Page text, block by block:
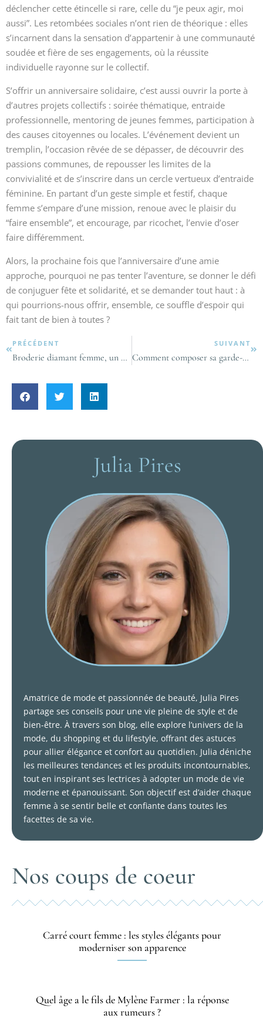
déclencher cette étincelle si rare, celle du “je peux agir, moi
aussi”. Les retombées sociales n’ont rien de théorique : elles
s’incarnent dans la sensation d’appartenir à une communauté
soudée et fière de ses engagements, où la réussite
individuelle rayonne sur le collectif.
S’offrir un anniversaire solidaire, c’est aussi ouvrir la porte à
d’autres projets collectifs : soirée thématique, entraide
professionnelle, mentoring de jeunes femmes, participation à
des causes citoyennes ou locales. L’événement devient un
tremplin, l’occasion rêvée de se dépasser, de découvrir des
passions communes, de repousser les limites de la
convivialité et de s’inscrire dans un cercle vertueux d’entraide
féminine. En partant d’un geste simple et festif, chaque
femme s’empare d’une mission, renoue avec le plaisir du
“faire ensemble”, et encourage, par ricochet, l’envie d’oser
faire différemment.
Alors, la prochaine fois que l’anniversaire d’une amie
approche, pourquoi ne pas tenter l’aventure, se donner le défi
de conjuguer fête et solidarité, et se demander tout haut : à
qui pourrions-nous offrir, ensemble, ce souffle d’espoir qui
fait tant de bien à toutes ?
PRÉCÉDENT
Broderie diamant femme, un moment créatif scintillant pour révéler votre féminité
SUIVANT
Comment composer sa garde-robe féminine hivernale 2025 sans se ruiner
Julia Pires
Amatrice de mode et passionnée de beauté, Julia Pires
partage ses conseils pour une vie pleine de style et de
bien-être. À travers son blog, elle explore l’univers de la
mode, du shopping et du lifestyle, offrant des astuces
pour allier élégance et confort au quotidien. Julia déniche
les meilleures tendances et les produits incontournables,
tout en inspirant ses lectrices à adopter un mode de vie
moderne et épanouissant. Son objectif est d’aider chaque
femme à se sentir belle et confiante dans toutes les
facettes de sa vie.
Nos coups de coeur
Carré court femme : les styles élégants pour
moderniser son apparence
Quel âge a le fils de Mylène Farmer : la réponse
aux rumeurs ?